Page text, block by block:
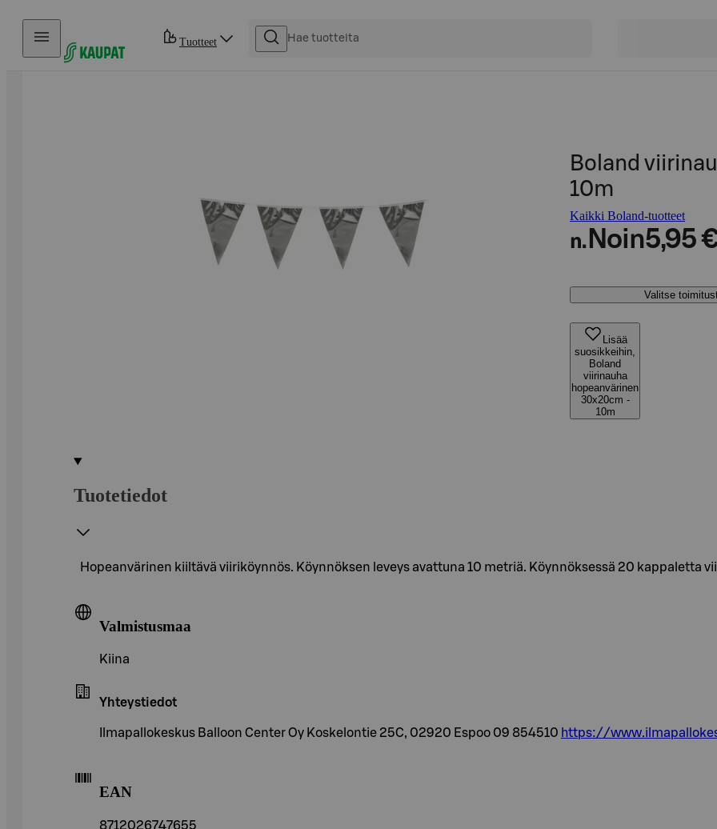
Hyppää sisältöön
Tuotteet
Boland
10m
Kaikki Boland-tuotteet
n. Noin5,95
Valitse
Lisää
suosikkeihin,
Boland
viirinauha
hopeanvärinen
30x20cm -
10m
Tuotetiedot
Hopeanvärinen kiiltävä viiriköynnös. Köynnöksen leveys avattuna 10 metriä. Köynnöksessä 20 kappaletta
Valmistusmaa
Kiina
Yhteystiedot
Ilmapallokeskus Balloon Center Oy Koskelontie 25C, 02920 Espoo 09 854510 https://
EAN
8712026747655